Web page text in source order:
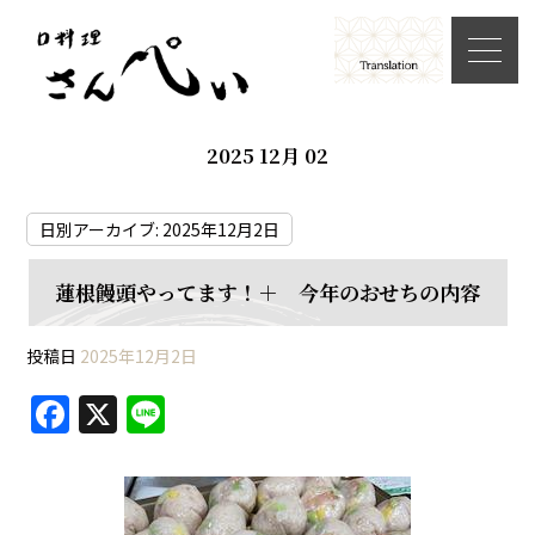
2025 12月 02
日別アーカイブ: 2025年12月2日
蓮根饅頭やってます！＋ 今年のおせちの内容
投稿日 2025年12月2日
F X
e